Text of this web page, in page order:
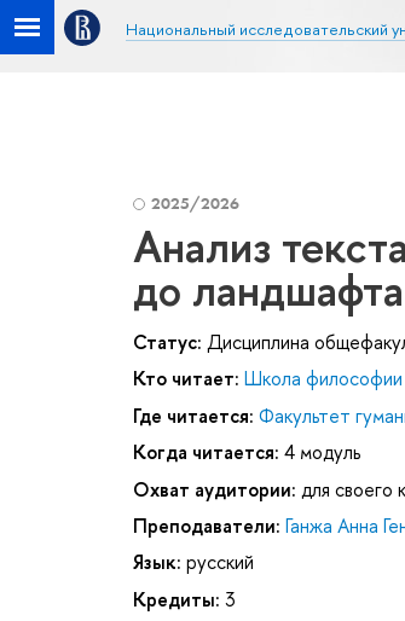
Национальный исследовательский
2025/2026
Анализ
до ландшафта
Статус: Дисциплина
Кто читает: Школа философии
Где читается: Факультет
Когда читается: 4 модуль
Охват аудитории: для своего
Преподаватели: Ганжа Анна
Язык: русский
Кредиты: 3